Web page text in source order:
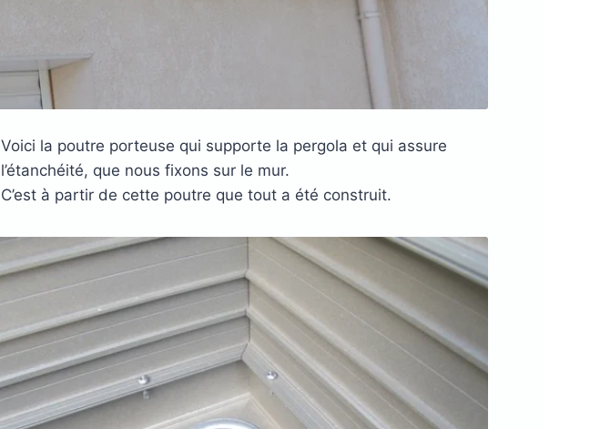
Voici la poutre porteuse qui supporte la pergola et qui assure
l’étanchéité, que nous fixons sur le mur.
C’est à partir de cette poutre que tout a été construit.